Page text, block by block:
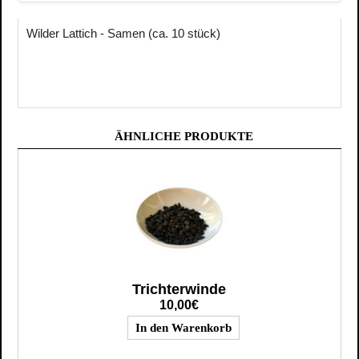
Wilder Lattich - Samen (ca. 10 stück)
ÄHNLICHE PRODUKTE
Trichterwinde
10,00€